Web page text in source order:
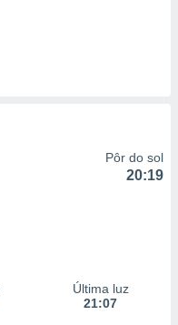
Pôr do sol
20:19
Última luz
21:07